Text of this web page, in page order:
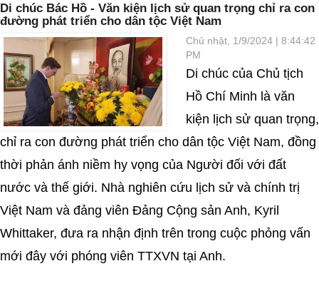
Di chúc Bác Hồ - Văn kiện lịch sử quan trọng chỉ ra con
đường phát triển cho dân tộc Việt Nam
Chủ nhật, 1/9/2024 | 8:44:42
PM
Di chúc của Chủ tịch
Hồ Chí Minh là văn
kiện lịch sử quan trọng,
chỉ ra con đường phát triển cho dân tộc Việt Nam, đồng
thời phản ánh niềm hy vọng của Người đối với đất
nước và thế giới. Nhà nghiên cứu lịch sử và chính trị
Việt Nam và đảng viên Đảng Cộng sản Anh, Kyril
Whittaker, đưa ra nhận định trên trong cuộc phỏng vấn
mới đây với phóng viên TTXVN tại Anh.